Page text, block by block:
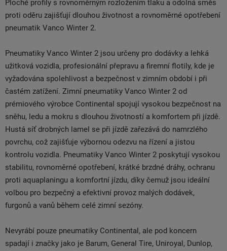
Ploché profily s rovnoměrným rozložením tlaku a odolná směs
proti oděru zajišťují dlouhou životnost a rovnoměrné opotřebení
pneumatik Vanco Winter 2.
Pneumatiky Vanco Winter 2 jsou určeny pro dodávky a lehká
užitková vozidla, profesionální přepravu a firemní flotily, kde je
vyžadována spolehlivost a bezpečnost v zimním období i při
častém zatížení. Zimní pneumatiky Vanco Winter 2 od
prémiového výrobce Continental spojují vysokou bezpečnost na
sněhu, ledu a mokru s dlouhou životností a komfortem při jízdě.
Hustá síť drobných lamel se při jízdě zařezává do namrzlého
povrchu, což zajišťuje výbornou odezvu na řízení a jistou
kontrolu vozidla. Pneumatiky Vanco Winter 2 poskytují vysokou
stabilitu, rovnoměrné opotřebení, krátké brzdné dráhy, ochranu
proti aquaplaningu a komfortní jízdu, díky čemuž jsou ideální
volbou pro bezpečný a efektivní provoz malých dodávek,
furgonů a vanů během celé zimní sezóny.
Nevyrábí pouze pneumatiky Continental, ale pod koncern
spadají i značky jako je Barum, General Tire, Uniroyal, Dunlop,